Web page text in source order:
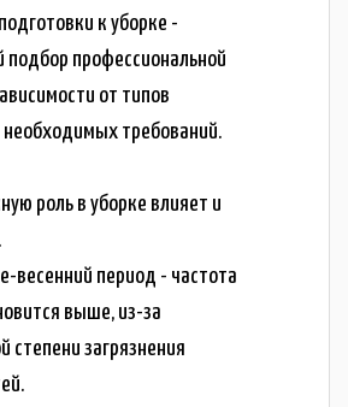
к уборке -
подбор профессиональной
от типов
требований.
роль в уборке влияет и
весенний период - частота
выше, из-за
степени загрязнения